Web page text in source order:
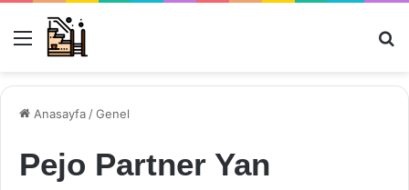
Menü
Anasayfa /Genel
Pejo Partner Yan